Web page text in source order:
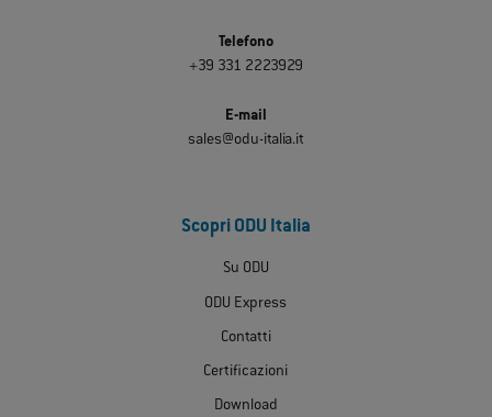
Telefono
+39 331 2223929
E-mail
sales@odu-italia.it
Scopri ODU Italia
Su ODU
ODU Express
Contatti
Certificazioni
Download